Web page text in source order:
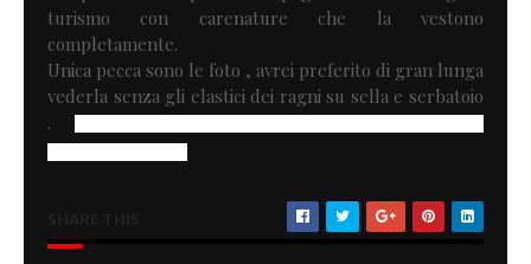
turismo con carenature che la vestono
completamente.
Unica pecca sono le foto , avrei preferito di gran lunga
vederla senza gli elastici dei ragni su sella e serbatoio
.